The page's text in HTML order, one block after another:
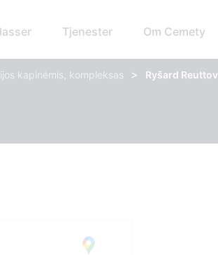
Tjenester Om Cemety
kapinėmis, kompleksas > Ryšard Reuttov